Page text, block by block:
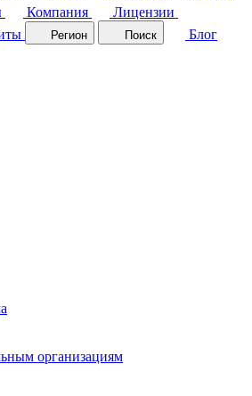
Компания
Лицензии
Регион Поиск
Блог
организациям